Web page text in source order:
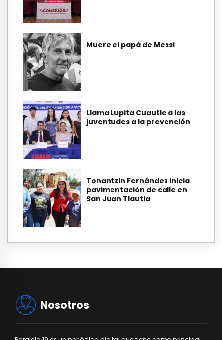
Muere el papá de Messi
Llama Lupita Cuautle a las
juventudes a la prevención
Tonantzin Fernández inicia
pavimentación de calle en
San Juan Tlautla
Nosotros